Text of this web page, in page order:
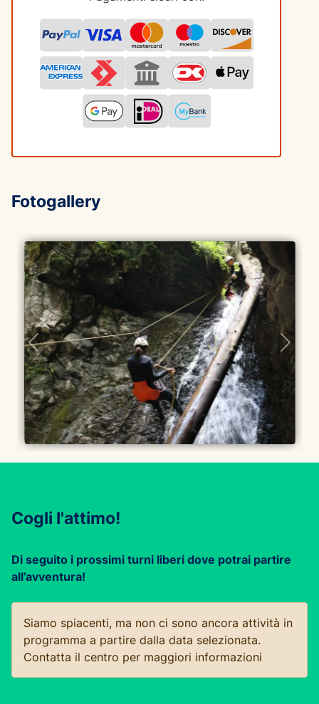
Fotogallery
Cogli l'attimo!
Di seguito i prossimi turni liberi dove potrai partire
all’avventura!
Siamo spiacenti, ma non ci sono ancora attività in
programma a partire dalla data selezionata.
Contatta il centro per maggiori informazioni